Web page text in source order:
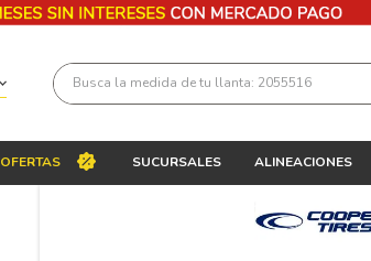
Busca la medida de tu llanta: 2055516
OFERTAS SUCURSALES ALINEACIONES
Términos más buscados